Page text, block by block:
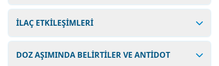
İLAÇ ETKİLEŞİMLERİ
DOZ AŞIMINDA BELİRTİLER VE ANTİDOT